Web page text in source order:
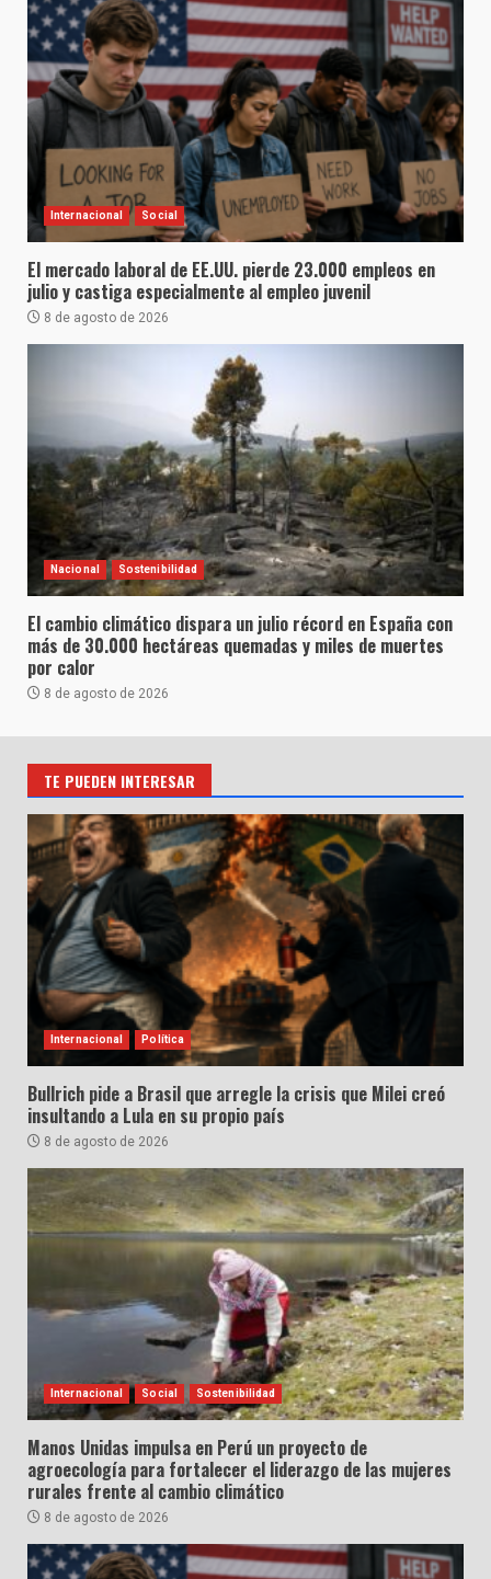
Internacional Social
El mercado laboral de EE.UU. pierde 23.000 empleos en
julio y castiga especialmente al empleo juvenil
8 de agosto de 2026
Nacional Sostenibilidad
El cambio climático dispara un julio récord en España con
más de 30.000 hectáreas quemadas y miles de muertes
por calor
8 de agosto de 2026
TE PUEDEN INTERESAR
Internacional Política
Bullrich pide a Brasil que arregle la crisis que Milei creó
insultando a Lula en su propio país
8 de agosto de 2026
Internacional Social Sostenibilidad
Manos Unidas impulsa en Perú un proyecto de
agroecología para fortalecer el liderazgo de las mujeres
rurales frente al cambio climático
8 de agosto de 2026